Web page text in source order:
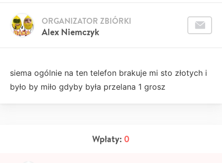
Alex Niemczyk
ORGANIZATOR ZBIÓRKI
siema ogólnie na ten telefon brakuje mi sto złotych i
było by miło gdyby była przelana 1 grosz
Wpłaty: 0